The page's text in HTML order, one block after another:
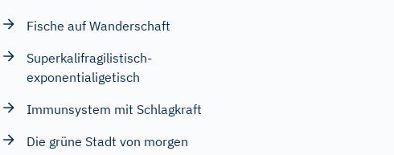
Fische auf Wanderschaft
Superkalifragilistisch-
exponentialigetisch
Immunsystem mit Schlagkraft
Die grüne Stadt von morgen